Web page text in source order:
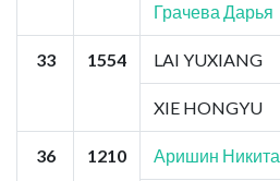
Грачева Дарья
33 1554 LAI YUXIANG
XIE HONGYU
36 1210 Аришин Никита